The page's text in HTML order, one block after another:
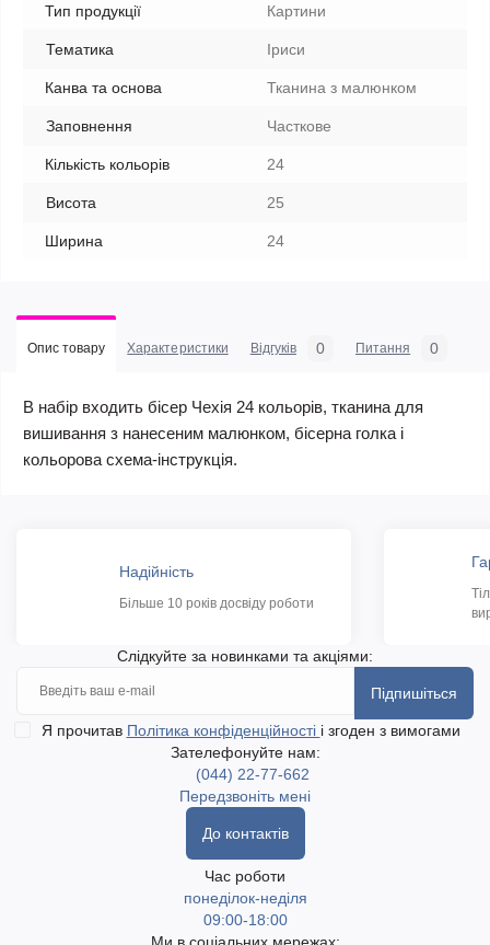
Тип продукції Картини
Тематика Іриси
Канва та основа Тканина з малюнком
Заповнення Часткове
Кількість кольорів 24
Висота 25
Ширина 24
Опис товару Характеристики Відгуків 0 Питання 0
В набір входить бісер Чехія 24 кольорів, тканина для
вишивання з нанесеним малюнком, бісерна голка і
кольорова схема-інструкція.
Надійність
Більше 10 років досвіду роботи
Слідкуйте за новинками та акціями:
Підпишіться
Я прочитав Політика конфіденційності і згоден з вимогами
Зателефонуйте нам:
(044) 22-77-662
Передзвоніть мені
До контактів
Час роботи
понеділок-неділя
09:00-18:00